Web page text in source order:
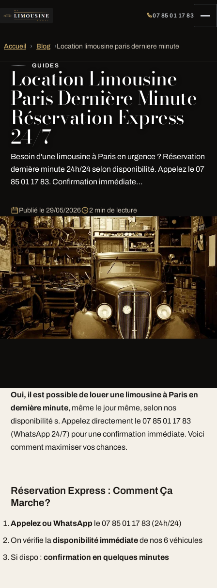
07 85 01 17 83
Accueil › Blog ›Location limousine paris derniere minute
GUIDES
Location Limousine
Paris Dernière Minute
Réservation Express
24/7
Besoin d'une limousine à Paris en urgence ? Réservation
dernière minute 24h/24 selon disponibilité. Appelez le 07
85 01 17 83. Confirmation immédiate…
Publié le 29/05/2026 2 min de lecture
Oui, il est possible de louer une limousine à Paris en
dernière minute, même le jour même, selon nos
disponibilité s. Appelez directement le 07 85 01 17 83
(WhatsApp 24/7) pour une confirmation immédiate. Voici
comment maximiser vos chances.
Réservation Express : Comment Ça
Marche?
Appelez ou WhatsApple 07 85 01 17 83 (24h/24)
On vérifie la disponibilité immédiatede nos 6 véhicules
Si dispo : confirmation en quelques minutes